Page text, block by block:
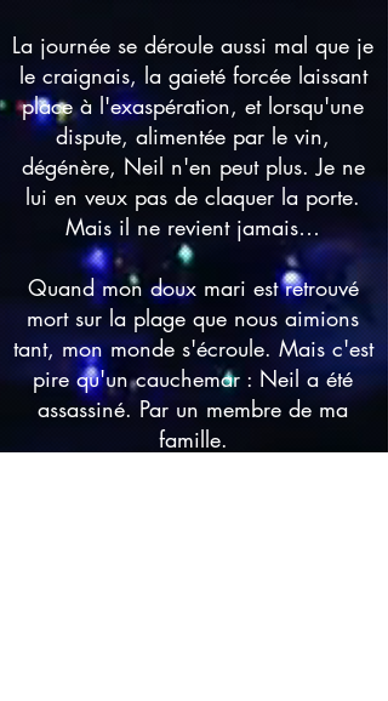
La journée se déroule aussi mal que je
le craignais, la gaieté forcée laissant
place à l'exaspération, et lorsqu'une
dispute, alimentée par le vin,
dégénère, Neil n'en peut plus. Je ne
lui en veux pas de claquer la porte.
Mais il ne revient jamais…
Quand mon doux mari est retrouvé
mort sur la plage que nous aimions
tant, mon monde s'écroule. Mais c'est
pire qu'un cauchemar : Neil a été
assassiné. Par un membre de ma
famille.